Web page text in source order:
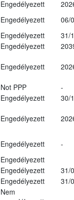
Engedélyezett
Engedélyezett
06/
Engedélyezett
31/
Engedélyezett
Engedélyezett
Not PPP
-
Engedélyezett
30/
Engedélyezett
Engedélyezett
-
Engedélyezett
Engedélyezett
31/
Engedélyezett
31/
Nem